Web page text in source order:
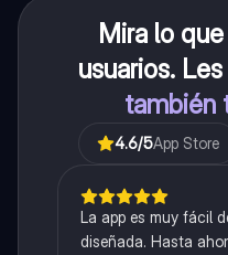
Mira lo
usuarios.
también
4.6/5App Store
La app es muy fácil
diseñada. Hasta